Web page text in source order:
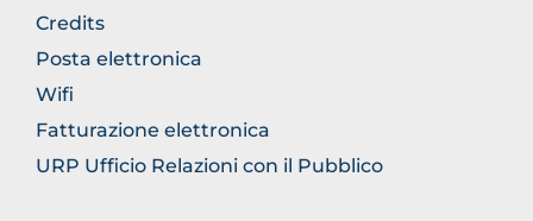
FOOTER
GENERICO
Credits
Posta elettronica
Wifi
Fatturazione elettronica
URP Ufficio Relazioni con il Pubblico